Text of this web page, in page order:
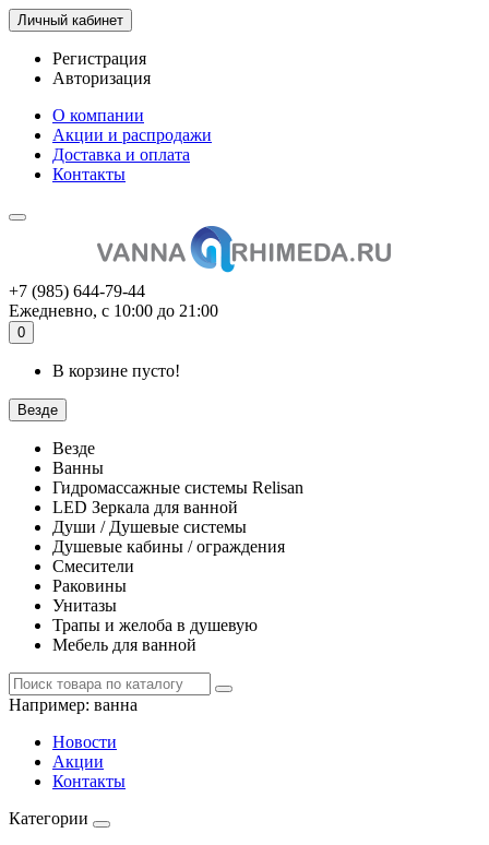
Личный кабинет
Регистрация
Авторизация
О компании
Акции и распродажи
Доставка и оплата
Контакты
+7 (985) 644-79-44
Ежедневно, с 10:00 до 21:00
0
В корзине пусто!
Везде
Везде
Ванны
Гидромассажные системы Relisan
LED Зеркала для ванной
Души / Душевые системы
Душевые кабины / ограждения
Смесители
Раковины
Унитазы
Трапы и желоба в душевую
Мебель для ванной
Например: ванна
Новости
Акции
Контакты
Категории